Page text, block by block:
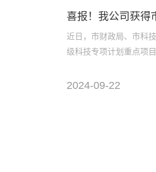
近日，市财政局、市科
级科技专项计划重点项
2024-09-22